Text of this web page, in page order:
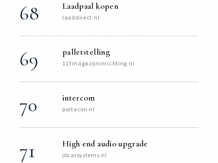
68 Laadpaal kopen
laaddirect.nl
69 palletstelling
123magazijninrichting.nl
70 intercom
portacon.nl
71 High end audio upgrade
jbcarsystems.nl